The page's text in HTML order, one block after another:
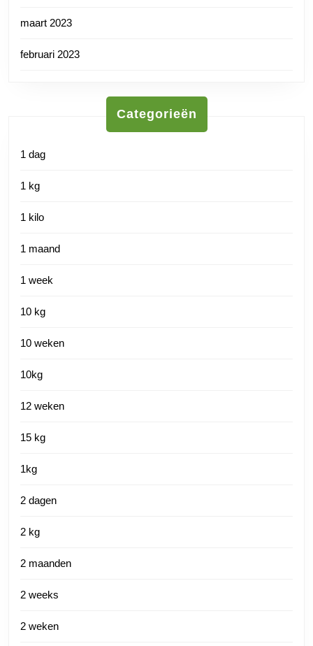
maart 2023
februari 2023
Categorieën
1 dag
1 kg
1 kilo
1 maand
1 week
10 kg
10 weken
10kg
12 weken
15 kg
1kg
2 dagen
2 kg
2 maanden
2 weeks
2 weken